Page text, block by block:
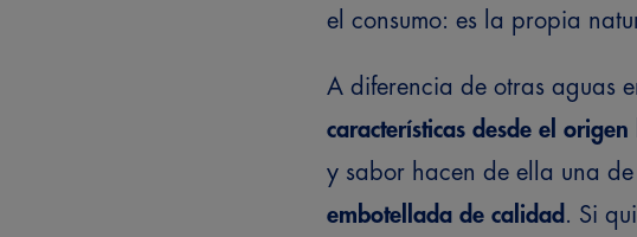
el consumo: es la propia
A diferencia de otras aguas
características desde el
y sabor hacen de ella una
embotellada de calidad . Si